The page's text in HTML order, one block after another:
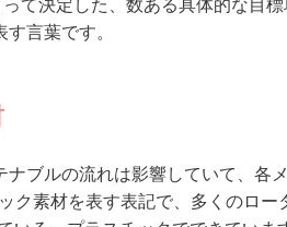
て決定した、数ある具体的な目
言葉です。
ブルの流れは影響していて、各
ク素材を表す表記で、多くのロー